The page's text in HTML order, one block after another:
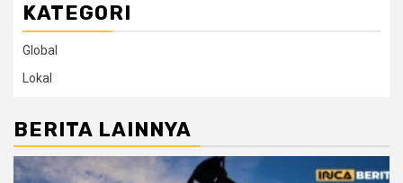
KATEGORI
Global
Lokal
BERITA LAINNYA